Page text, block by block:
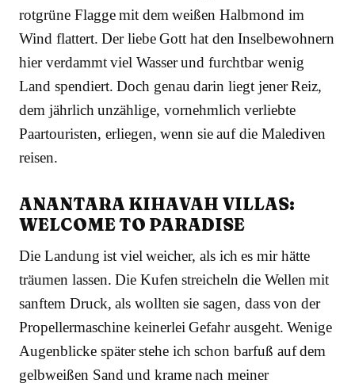
rotgrüne Flagge mit dem weißen Halbmond im
Wind flattert. Der liebe Gott hat den Inselbewohnern
hier verdammt viel Wasser und furchtbar wenig
Land spendiert. Doch genau darin liegt jener Reiz,
dem jährlich unzählige, vornehmlich verliebte
Paartouristen, erliegen, wenn sie auf die Malediven
reisen.
ANANTARA KIHAVAH VILLAS:
WELCOME TO PARADISE
Die Landung ist viel weicher, als ich es mir hätte
träumen lassen. Die Kufen streicheln die Wellen mit
sanftem Druck, als wollten sie sagen, dass von der
Propellermaschine keinerlei Gefahr ausgeht. Wenige
Augenblicke später stehe ich schon barfuß auf dem
gelbweißen Sand und krame nach meiner